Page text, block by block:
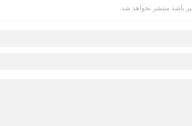
باشد منتشر نخواهد شد.